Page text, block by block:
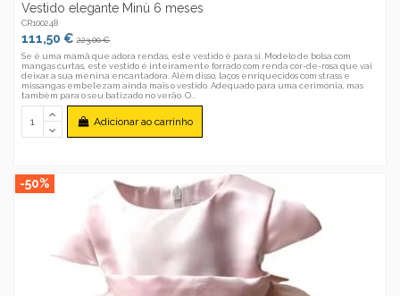
Vestido elegante Minù 6 meses
CR100248
111,50 €223,00 €
Se é uma mamã que adora rendas, este vestido é para si. Modelo de bolsa com
mangas curtas, este vestido é inteiramente forrado com renda cor-de-rosa que vai
deixar a sua menina encantadora. Além disso, laços enriquecidos com strass e
missangas embelezam ainda mais o vestido. Adequado para uma cerimónia, mas
também para o seu batizado no verão. O...
Adicionar ao carrinho
-50%